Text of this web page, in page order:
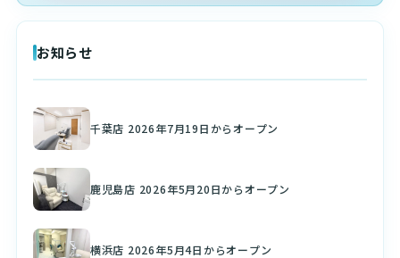
お知らせ
千葉店 2026年7月19日からオープン
鹿児島店 2026年5月20日からオープン
横浜店 2026年5月4日からオープン